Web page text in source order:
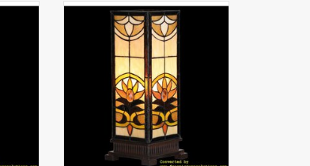
E14
Tafellamp tiffany compleet 18*45
cm 1x E27 max 60w
TOEVOEGEN AAN
WINKELWAGEN